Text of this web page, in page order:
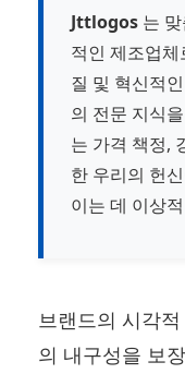
Jttlogos 는
적인 제조업
질 및 혁신적
의 전문 지식
는 가격 책정,
한 우리의 헌
이는 데 이상
브랜드의 시각
의 내구성을 보